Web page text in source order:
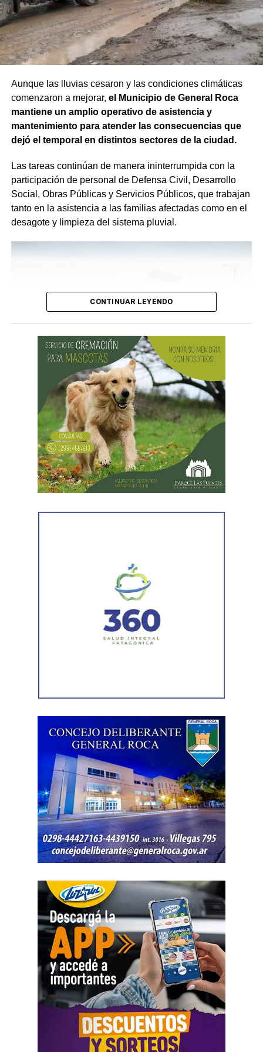
Aunque las lluvias cesaron y las condiciones climáticas
comenzaron a mejorar, el Municipio de General Roca
mantiene un amplio operativo de asistencia y
mantenimiento para atender las consecuencias que
dejó el temporal en distintos sectores de la ciudad.
Las tareas continúan de manera ininterrumpida con la
participación de personal de Defensa Civil, Desarrollo
Social, Obras Públicas y Servicios Públicos, que trabajan
tanto en la asistencia a las familias afectadas como en el
desagote y limpieza del sistema pluvial.
Desde Defensa Civil y Desarrollo Social se brindó
ayuda a vecinos de los barrios Fiske Menuco, Nuevo,
Noroeste, Quinta 25, Carlos Soria y Chacramonte,
donde se entregaron nylon, frazadas, colchones, leña
y alimentos.
En paralelo, las cuadrillas municipales realizaron la
Carlos Gardel y Rochdale; Rochdale y Australia;
Rochdale y Jujuy; Yrigoyen y Mendoza; Yrigoyen y
Avenida Roca; y Chula Vista, casi San Juan.
También se efectuaron trabajos en Los Fresnos y Vintter;
Avenida Viterbori y Lago Mascardi; Avenida Roca y
Gadano; y Gadano al 846, donde se retiró una rejilla
dañada y se colocó una valla preventiva para evitar
accidentes.
Como parte del operativo, s
e pusieron en
funcionamiento las bombas sumergibles ubicadas en
José Ingenieros y Mendoza, y en 9 de Julio y
Belgrano, con el objetivo de acelerar el drenaje del
agua acumulada.
Las tareas continuarán durante la tarde en barrio
Chacramonte con la intervención de un camión bomba y
maquinaria vial. Además, el Municipio informó que una
vez que las calles de ripio se sequen y el terreno lo
permita, se retomarán los trabajos de reparación y
CONTINUAR LEYENDO